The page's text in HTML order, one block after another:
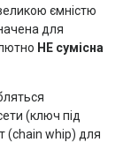
ємністю
для
НЕ сумісна
(ключ під
(chain whip) для